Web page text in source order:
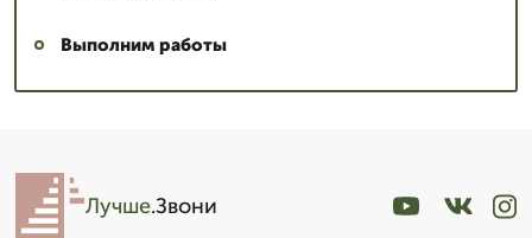
Выполним работы
Лучше.Звони